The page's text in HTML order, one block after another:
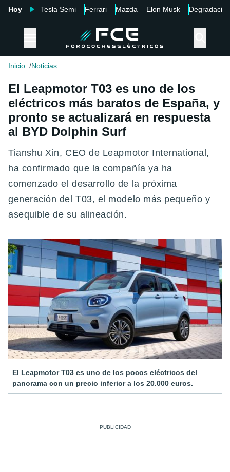
Hoy Tesla Semi Ferrari Mazda Elon Musk Degradación
Inicio Noticias
El Leapmotor T03 es uno de los
eléctricos más baratos de España, y
pronto se actualizará en respuesta
al BYD Dolphin Surf
Tianshu Xin, CEO de Leapmotor International,
ha confirmado que la compañía ya ha
comenzado el desarrollo de la próxima
generación del T03, el modelo más pequeño y
asequible de su alineación.
El Leapmotor T03 es uno de los pocos eléctricos del
panorama con un precio inferior a los 20.000 euros.